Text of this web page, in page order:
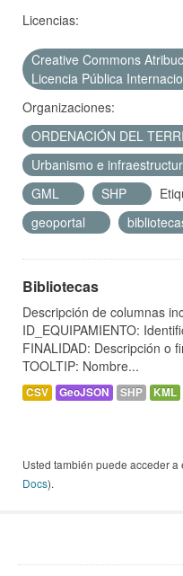
Licencias:
Creative Commons
Licencia Pública
Organizaciones:
ORDENACIÓN DEL
Urbanismo e
GML
SHP
geoportal
Bibliotecas
Descripción de columnas
ID_EQUIPAMIENTO:
FINALIDAD: Descripción o
TOOLTIP: Nombre...
CSV GeoJSON SHP KML
Usted también puede acceder
Docs).